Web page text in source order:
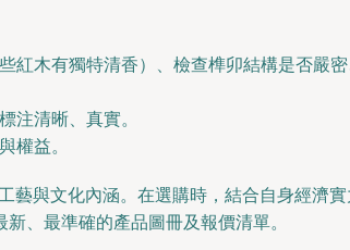
紅木有獨特清香）、檢查榫卯結構是否嚴
注清晰、真實。
權益。
與文化內涵。在選購時，結合自身經濟
、最準確的產品圖冊及報價清單。